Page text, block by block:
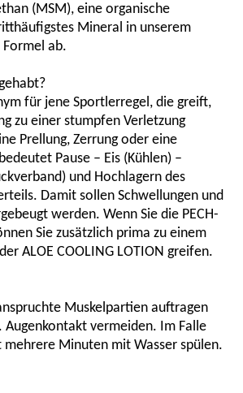
(MSM), eine organische
Mineral in unserem
ab.
für jene Sportlerregel, die greift,
zu einer stumpfen Verletzung
Prellung, Zerrung oder eine
Pause – Eis (Kühlen) –
und Hochlagern des
Damit sollen Schwellungen und
werden. Wenn Sie die PECH-
Sie zusätzlich prima zu einem
ALOE COOLING LOTION greifen.
Muskelpartien auftragen
Augenkontakt vermeiden. Im Falle
mehrere Minuten mit Wasser spülen.